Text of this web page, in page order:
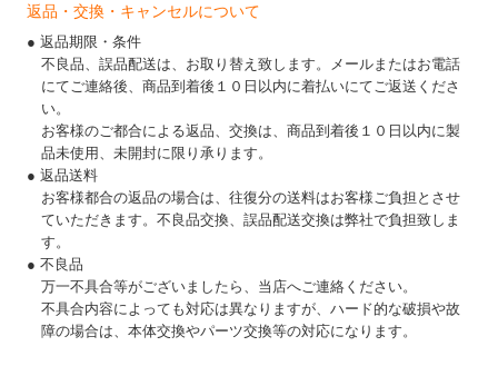
返品・交換・キャンセルについて
● 返品期限・条件
不良品、誤品配送は、お取り替え致します。メールまたはお電話
にてご連絡後、商品到着後１０日以内に着払いにてご返送くださ
い。
お客様のご都合による返品、交換は、商品到着後１０日以内に製
品未使用、未開封に限り承ります。
● 返品送料
お客様都合の返品の場合は、往復分の送料はお客様ご負担とさせ
ていただきます。不良品交換、誤品配送交換は弊社で負担致しま
す。
● 不良品
万一不具合等がございましたら、当店へご連絡ください。
不具合内容によっても対応は異なりますが、ハード的な破損や故
障の場合は、本体交換やパーツ交換等の対応になります。